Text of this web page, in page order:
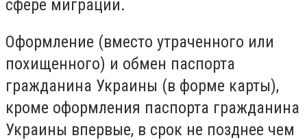
сфере миграции.
Оформление (вместо утраченного или
похищенного) и обмен паспорта
гражданина Украины (в форме карты),
кроме оформления паспорта гражданина
Украины впервые, в срок не позднее чем